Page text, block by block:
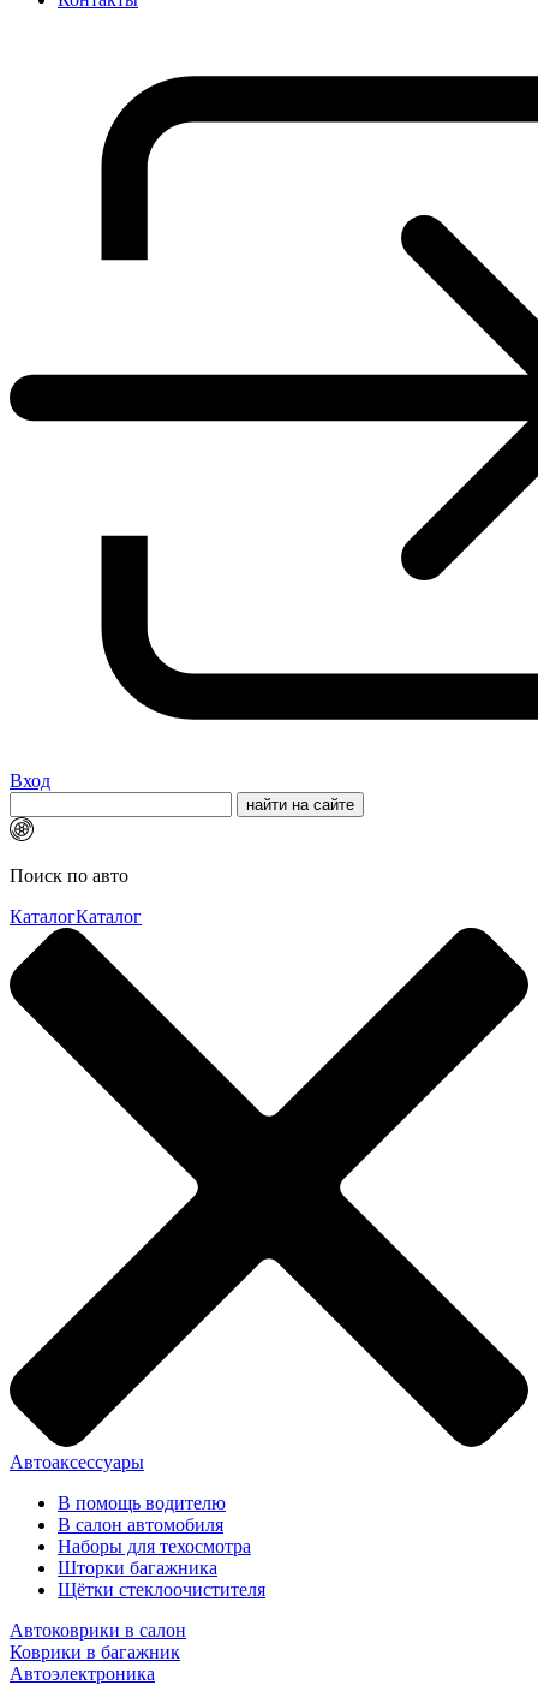
Вход
Поиск по авто
КаталогКаталог
Автоаксессуары
В помощь водителю
В салон автомобиля
Наборы для техосмотра
Шторки багажника
Щётки стеклоочистителя
Автоковрики в салон
Коврики в багажник
Автоэлектроника